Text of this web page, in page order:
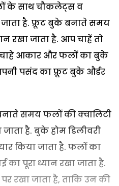
के साथ चौकलेट्स व
जाता है. फ्रूट बुके बनाते समय
रखा जाता है. आप चाहें तो
आकार और फलों का बुके
पसंद का फ्रूट बुके और्डर
समय फलों की क्वालिटी
है. बुके होम डिलीवरी
किया जाता है. फलों का
पूरा ध्यान रखा जाता है.
रखा जाता है, ताकि उन की